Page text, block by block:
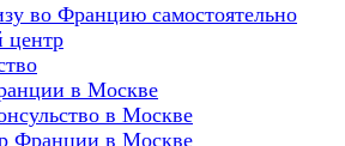
во Францию самостоятельно
центр
в Москве
в Москве
Франции в Москве